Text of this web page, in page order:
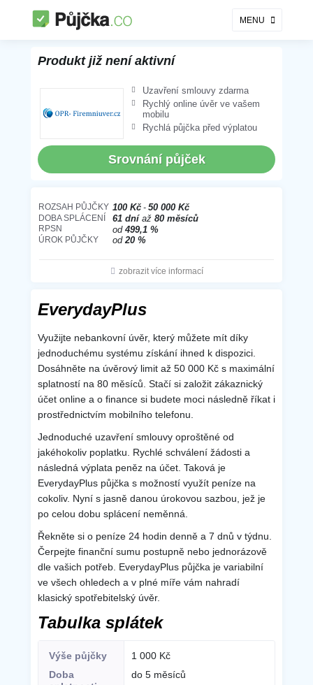
MENU
Produkt již není aktivní
Uzavření smlouvy zdarma
Rychlý online úvěr ve vašem
mobilu
Rychlá půjčka před výplatou
Srovnání půjček
ROZSAH PŮJČKY 100 Kč 50 000 Kč
DOBA SPLÁCENÍ 61 dníaž 80 měsíců
ÚROK PŮJČKY od20 %
RPSN od 499,1 %
zobrazit více informací
EverydayPlus
Využijte nebankovní úvěr, který můžete mít díky
jednoduchému systému získání ihned k dispozici.
Dosáhněte na úvěrový limit až 50 000 Kč s maximální
splatností na 80 měsíců. Stačí si založit zákaznický
účet online a o finance si budete moci následně říkat i
prostřednictvím mobilního telefonu.
Jednoduché uzavření smlouvy oproštěné od
jakéhokoliv poplatku. Rychlé schválení žádosti a
následná výplata peněz na účet. Taková je
EverydayPlus půjčka s možností využít peníze na
cokoliv. Nyní s jasně danou úrokovou sazbou, jež je
po celou dobu splácení neměnná.
Řekněte si o peníze 24 hodin denně a 7 dnů v týdnu.
Čerpejte finanční sumu postupně nebo jednorázově
dle vašich potřeb. EverydayPlus půjčka je variabilní
ve všech ohledech a v plné míře vám nahradí
klasický spotřebitelský úvěr.
Tabulka splátek
1 000 Kč
do 5 měsíců